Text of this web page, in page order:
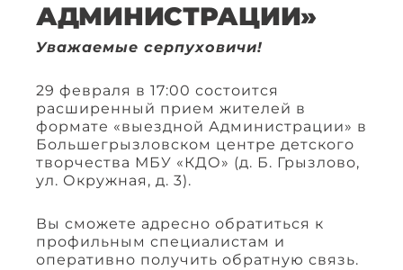
АДМИНИСТРАЦИИ»
Уважаемые серпуховичи!
29 февраля в 17:00 состоится
расширенный прием жителей в
формате «выездной Администрации» в
Большегрызловском центре детского
творчества МБУ «КДО» (д. Б. Грызлово,
ул. Окружная, д. 3).
Вы сможете адресно обратиться к
профильным специалистам и
оперативно получить обратную связь.